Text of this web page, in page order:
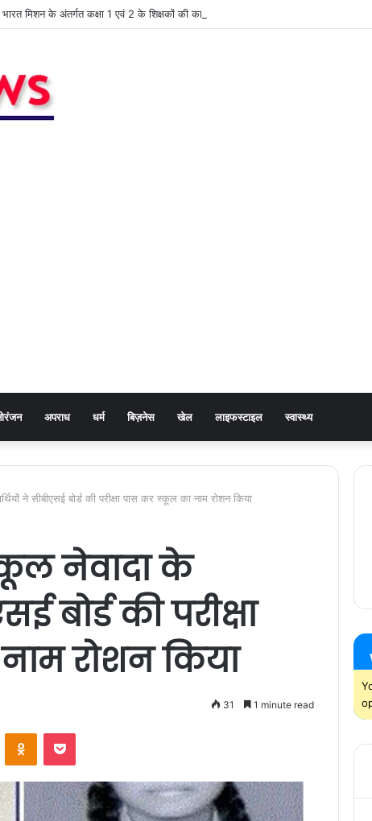
भारत मिशन के अंतर्गत कक्षा 1 एवं 2 के शिक्षकों की कार्यशाला आयोजित
अपराध धर्म बिज़नेस खेल लाइफस्टाइल स्वास्थ्य
ने सीबीएसई बोर्ड की परीक्षा पास कर स्कूल का नाम रोशन किया
नेवादा के
बोर्ड की परीक्षा
रोशन किया
31 1 minute read